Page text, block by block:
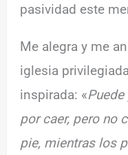
pasividad este
Me alegra y me
iglesia
inspirada: «
por caer, pero no
pie, mientras los